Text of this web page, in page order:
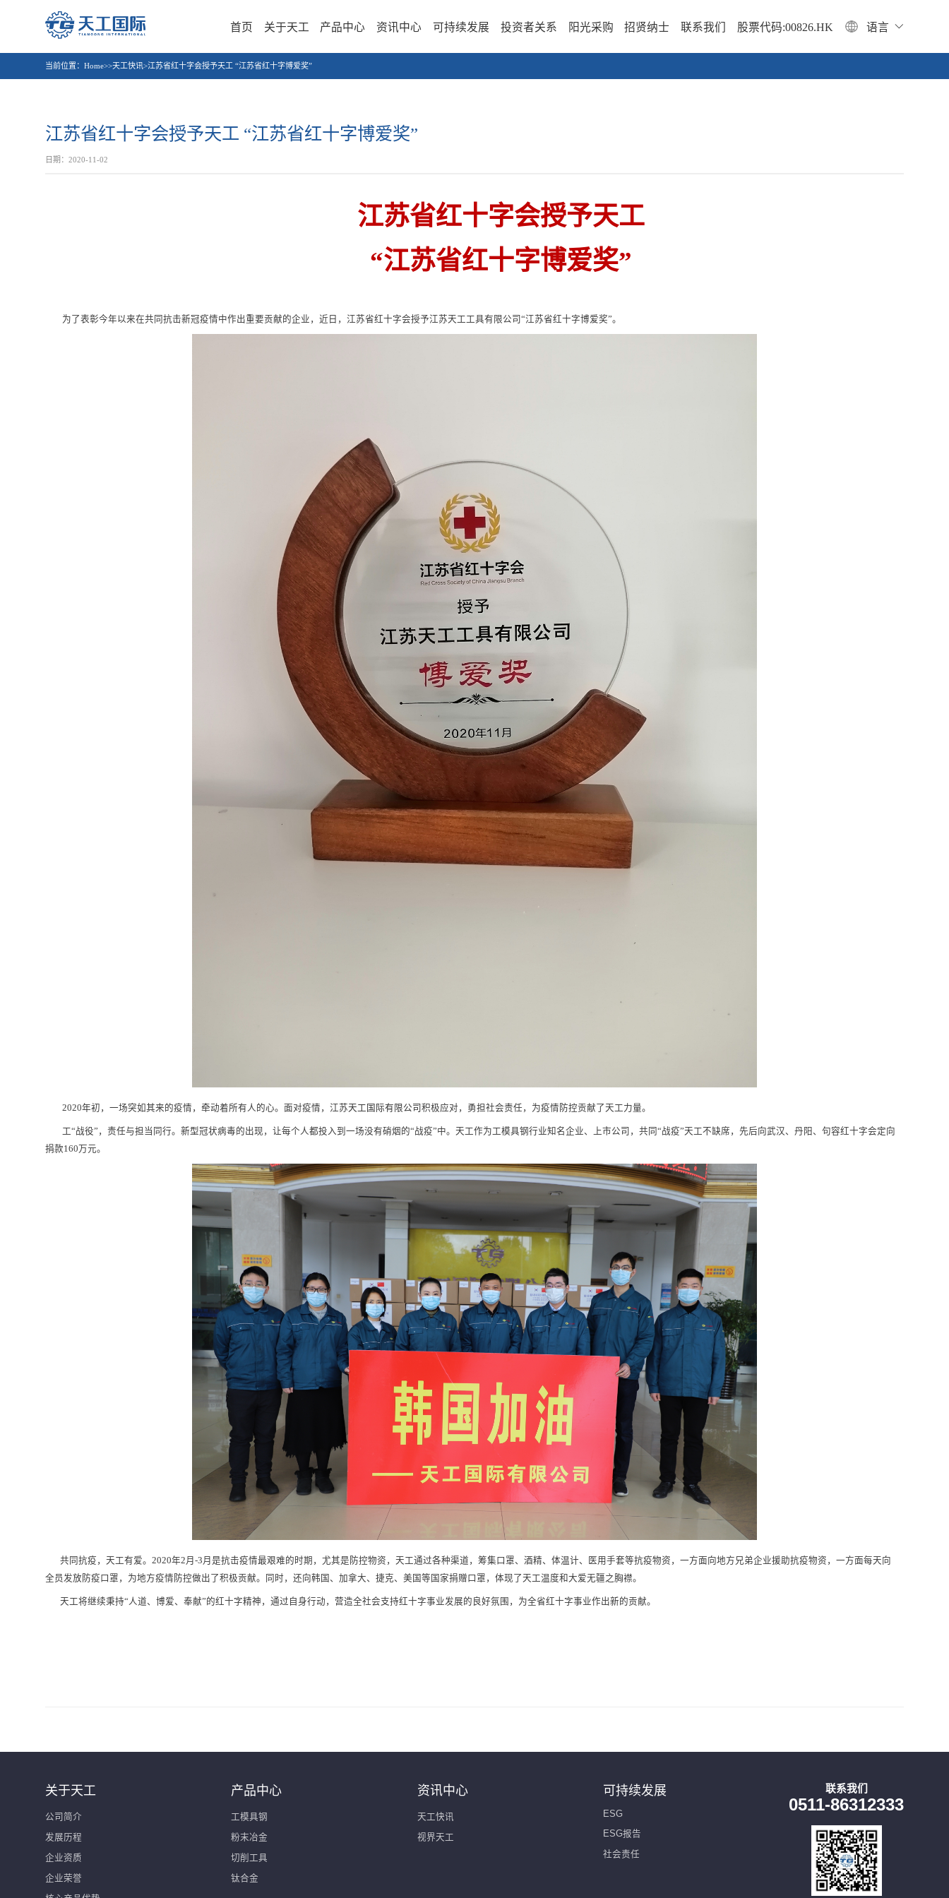
首页 关于天工 产品中心 资讯中心 可持续发展 投资者关系 阳光采购 招贤纳士 联系我们 股票代码:00826.HK 语言
当前位置： Home>>天工快讯>江苏省红十字会授予天工 “江苏省红十字博爱奖”
江苏省红十字会授予天工 “江苏省红十字博爱奖”
日期：2020-11-02
江苏省红十字会授予天工
“江苏省红十字博爱奖”
为了表彰今年以来在共同抗击新冠疫情中作出重要贡献的企业，近日，江苏省红十字会授予江苏天工工具有限公司“江苏省红十字博爱奖”。
2020年初，一场突如其来的疫情，牵动着所有人的心。面对疫情，江苏天工国际有限公司积极应对，勇担社会责任，为疫情防控贡献了天工力量。
工“战役”，责任与担当同行。新型冠状病毒的出现，让每个人都投入到一场没有硝烟的“战疫”中。天工作为工模具钢行业知名企业、上市公司，共同“战疫”天工不缺席，先后向武汉、丹阳、句容红十字会定向
捐款160万元。
共同抗疫，天工有爱。2020年2月-3月是抗击疫情最艰难的时期，尤其是防控物资，天工通过各种渠道，筹集口罩、酒精、体温计、医用手套等抗疫物资，一方面向地方兄弟企业援助抗疫物资，一方面每天向
全员发放防疫口罩，为地方疫情防控做出了积极贡献。同时，还向韩国、加拿大、捷克、美国等国家捐赠口罩，体现了天工温度和大爱无疆之胸襟。
天工将继续秉持“人道、博爱、奉献”的红十字精神，通过自身行动，营造全社会支持红十字事业发展的良好氛围，为全省红十字事业作出新的贡献。
关于天工
公司简介
发展历程
企业资质
企业荣誉
产品中心
工模具钢
粉末冶金
切削工具
钛合金
资讯中心
天工快讯
视界天工
可持续发展
ESG
ESG报告
社会责任
联系我们
0511-86312333